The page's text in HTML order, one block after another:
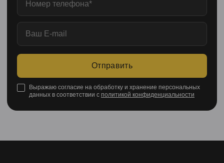
Отправить
Выражаю согласие на обработку и хранение персональных
данных в соответствии с политикой конфиденциальности